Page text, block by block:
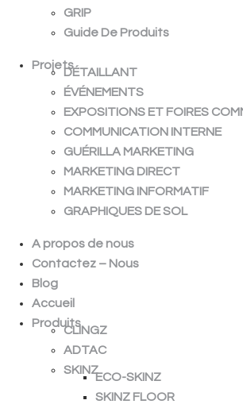
GRIP
Guide De Produits
Projets
DÉTAILLANT
ÉVÉNEMENTS
EXPOSITIONS ET FOIRES
COMMUNICATION INTERNE
GUÉRILLA MARKETING
MARKETING DIRECT
MARKETING INFORMATIF
GRAPHIQUES DE SOL
A propos de nous
Contactez – Nous
Blog
Accueil
Produits
CLINGZ
ADTAC
SKINZ
ECO-SKINZ
SKINZ FLOOR